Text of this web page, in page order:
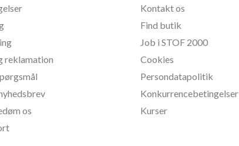
reklamation
os
Kontakt os
Find butik
Job i STOF 2000
Cookies
Persondatapolitik
Konkurrencebetingelser
Kurser